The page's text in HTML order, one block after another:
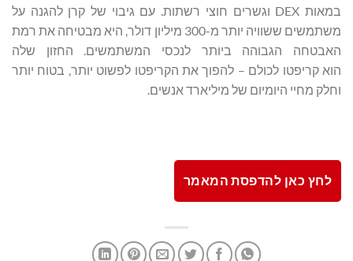
במאות DEX וגשרים חוצי רשתות. עם גיבוי של קרן להגנה על
משתמשים ששוויה יותר מ-300 מיליון דולר, היא מבטיחה את רמת
האבטחה הגבוהה ביותר לנכסי המשתמשים. החזון שלה
הוא קריפטו לכולם – להפוך את הקריפטו לפשוט יותר, בטוח יותר
וחלק מחיי היומיום של מיליארד אנשים.
לחץ כאן להדפסת המאמר